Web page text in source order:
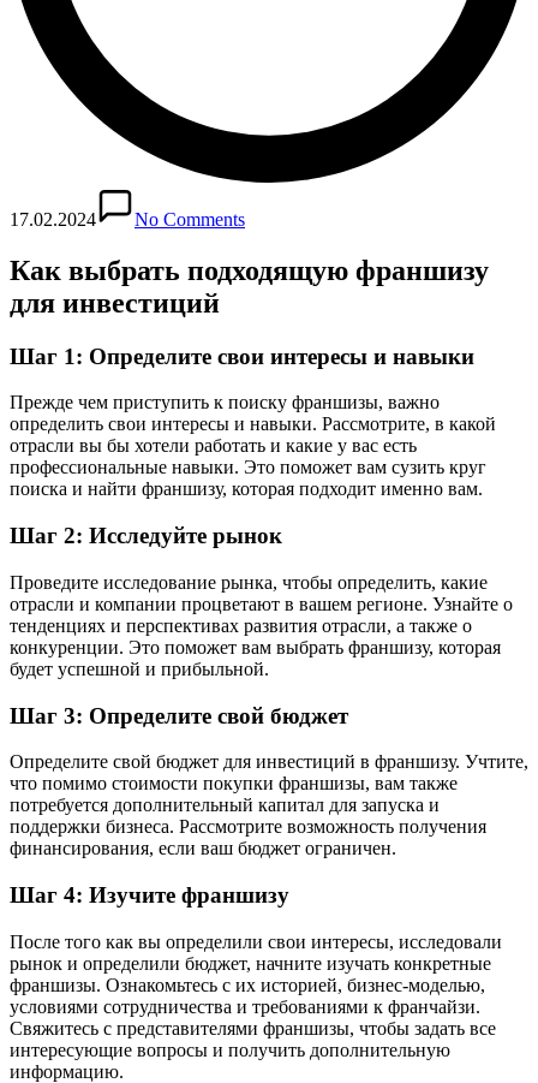
17.02.2024 No Comments
Как выбрать подходящую франшизу
для инвестиций
Шаг 1: Определите свои интересы и навыки
Прежде чем приступить к поиску франшизы, важно
определить свои интересы и навыки. Рассмотрите, в какой
отрасли вы бы хотели работать и какие у вас есть
профессиональные навыки. Это поможет вам сузить круг
поиска и найти франшизу, которая подходит именно вам.
Шаг 2: Исследуйте рынок
Проведите исследование рынка, чтобы определить, какие
отрасли и компании процветают в вашем регионе. Узнайте о
тенденциях и перспективах развития отрасли, а также о
конкуренции. Это поможет вам выбрать франшизу, которая
будет успешной и прибыльной.
Шаг 3: Определите свой бюджет
Определите свой бюджет для инвестиций в франшизу. Учтите,
что помимо стоимости покупки франшизы, вам также
потребуется дополнительный капитал для запуска и
поддержки бизнеса. Рассмотрите возможность получения
финансирования, если ваш бюджет ограничен.
Шаг 4: Изучите франшизу
После того как вы определили свои интересы, исследовали
рынок и определили бюджет, начните изучать конкретные
франшизы. Ознакомьтесь с их историей, бизнес-моделью,
условиями сотрудничества и требованиями к франчайзи.
Свяжитесь с представителями франшизы, чтобы задать все
интересующие вопросы и получить дополнительную
информацию.